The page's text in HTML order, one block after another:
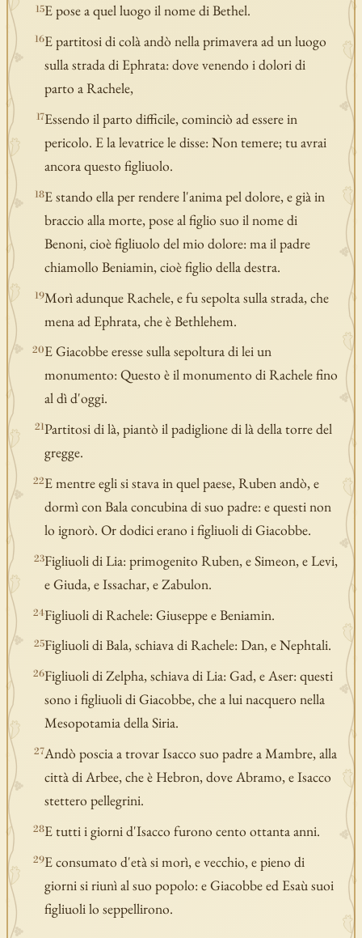
15E pose a quel luogo il nome di Bethel.
16E partitosi di colà andò nella primavera ad un luogo
sulla strada di Ephrata: dove venendo i dolori di
parto a Rachele,
17Essendo il parto difficile, cominciò ad essere in
pericolo. E la levatrice le disse: Non temere; tu avrai
ancora questo figliuolo.
18E stando ella per rendere l'anima pel dolore, e già in
braccio alla morte, pose al figlio suo il nome di
Benoni, cioè figliuolo del mio dolore: ma il padre
chiamollo Beniamin, cioè figlio della destra.
19Morì adunque Rachele, e fu sepolta sulla strada, che
mena ad Ephrata, che è Bethlehem.
20E Giacobbe eresse sulla sepoltura di lei un
monumento: Questo è il monumento di Rachele fino
al dì d'oggi.
21Partitosi di là, piantò il padiglione di là della torre del
gregge.
22E mentre egli si stava in quel paese, Ruben andò, e
dormì con Bala concubina di suo padre: e questi non
lo ignorò. Or dodici erano i figliuoli di Giacobbe.
23Figliuoli di Lia: primogenito Ruben, e Simeon, e Levi,
e Giuda, e Issachar, e Zabulon.
24Figliuoli di Rachele: Giuseppe e Beniamin.
25Figliuoli di Bala, schiava di Rachele: Dan, e Nephtali.
26Figliuoli di Zelpha, schiava di Lia: Gad, e Aser: questi
sono i figliuoli di Giacobbe, che a lui nacquero nella
Mesopotamia della Siria.
27Andò poscia a trovar Isacco suo padre a Mambre, alla
città di Arbee, che è Hebron, dove Abramo, e Isacco
stettero pellegrini.
28E tutti i giorni d'Isacco furono cento ottanta anni.
29E consumato d'età si morì, e vecchio, e pieno di
giorni si riunì al suo popolo: e Giacobbe ed Esaù suoi
figliuoli lo seppellirono.